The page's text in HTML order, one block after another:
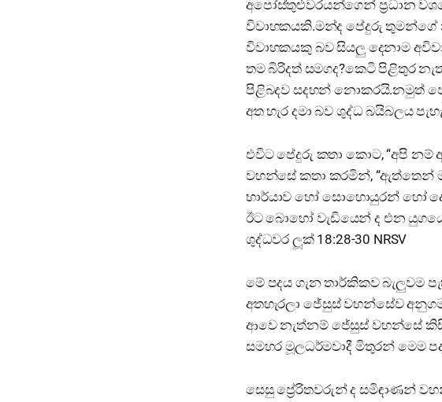
අපෝස්තුළුවරයන්ගෙන් ප්‍රධාන
විවාහකයකි.මන්ද පේදුරු තුමන්ගේ
විවාහකයකු බව සියලු දෙනාම
තම බිරිදත් සමගද?කෙටි පිළිතුර
පිළිබදව සදහන් නොකරයි.නමුත්
අත හැර දමා බව ශුද්ධ බයිබලය
එවිට පේදුරු කතා කොට, “අපි නම්
වහන්සේ කතා කරමින්, “ඇත්තෙන්
භාර්යාව හෝ සොහොයුරන් හෝ
ඊට බොහෝ වැඩියෙන් ද එන
ශුද්ධවර ලූක් 18:28‭-‬30 NRSV
මේ පදය ගැන තාර්කිකව බැලුවම
අතහැරලා ජේසුස් වහන්සේව
ආවෙ නැත්නම් ජේසුස් වහන්සේ
සමහර මූලධර්මවාදී මිතුරන් මෙම
සෙසු ප්‍රේරිතවරුන් ද සමිඳාණන්